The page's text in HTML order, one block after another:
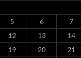
5 6 7
12 13 14
19 20 21